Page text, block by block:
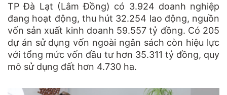
TP Đà Lạt (Lâm Đồng) có 3.924 doanh nghiệp
đang hoạt động, thu hút 32.254 lao động, nguồn
vốn sản xuất kinh doanh 59.557 tỷ đồng. Có 205
dự án sử dụng vốn ngoài ngân sách còn hiệu lực
với tổng mức vốn đầu tư hơn 35.311 tỷ đồng, quy
mô sử dụng đất hơn 4.730 ha.